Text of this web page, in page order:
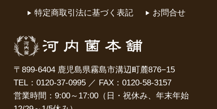
特定商取引法に基づく表記 お問合せ
〒899-6404 鹿児島県霧島市溝辺町麓876−15
TEL：0120-37-0995 ／ FAX：0120-58-3157
営業時間：9:00～17:00（日・祝休み、年末年始